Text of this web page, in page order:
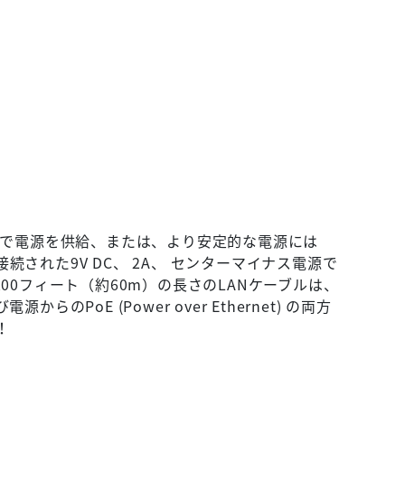
電源を供給、または、より安定的な電源には
された9V DC、 2A、 センターマイナス電源で
フィート（約60m）の長さのLANケーブルは、
電源からのPoE (Power over Ethernet) の両方